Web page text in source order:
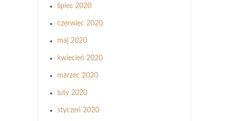
lipiec 2020
czerwiec 2020
maj 2020
kwiecień 2020
marzec 2020
luty 2020
styczeń 2020